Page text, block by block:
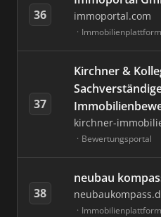
36 immoportal.com
Immobilienplattform
37
Kirchner &
kirchner-
Bewertungsportal
38
neubau
Immobilienplattform